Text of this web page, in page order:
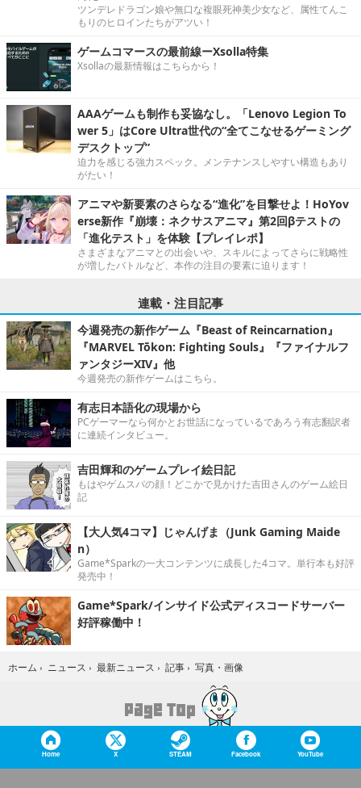
ツンデレドラゴン娘や無口な複眼死神美少女など、属性てんこ
もりのヒロインたちがアツい！
ゲームコマースの最前線ーXsolla特集
Xsollaの最新情報はこちらから！
AAAゲームも制作も妥協なし。「Lenovo Legion To
wer 5」はCore Ultra世代の“全てこなせるゲーミング
デスクトップ”
迫力を感じる強力スペック。メンテナンスしやすい構造もあり
がたい！
アニマや新要素のさらなる“進化”を目撃せよ！HoYov
erse新作『崩壊：ネクサスアニマ』第2回βテストの
「進化テスト」を体験【プレイレポ】
さまざまなアニマとの出会いや、スキルによってさらに戦略性
が増したバトルなど、本作の注目の要素に迫ります！
連載・注目記事
今週発売の新作ゲーム『Beast of Reincarnation』
『MARVEL Tōkon: Fighting Souls』『ファイナルフ
ァンタジーXIV』他
今週発売の新作ゲームはこちら。
有志日本語化の現場から
PCゲーマーなら何かとお世話になっているであろう有志翻訳者
に連続インタビュー。
吉田輝和のゲームプレイ絵日記
もはやゲムスパの顔！どこかで見かけた吉田さんのゲーム絵日
記
【大人気4コマ】じゃんげま（Junk Gaming Maide
n）
Game*Sparkの一大コンテンツに成長した4コマ。単行本も好評
発売中！
Game*Spark/インサイド公式ディスコードサーバー
好評稼働中！
ホーム › ニュース › 最新ニュース › 記事 › 写真・画像
Home X STEAM Facebook YouTube